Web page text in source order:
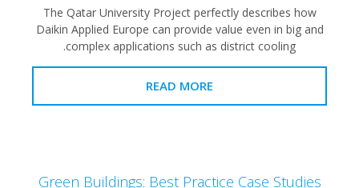
The Qatar University Project perfectly describes
Daikin Applied Europe can provide value even in
complex applications such as district cooling.
READ MORE
Green Buildings: Best Practice Case